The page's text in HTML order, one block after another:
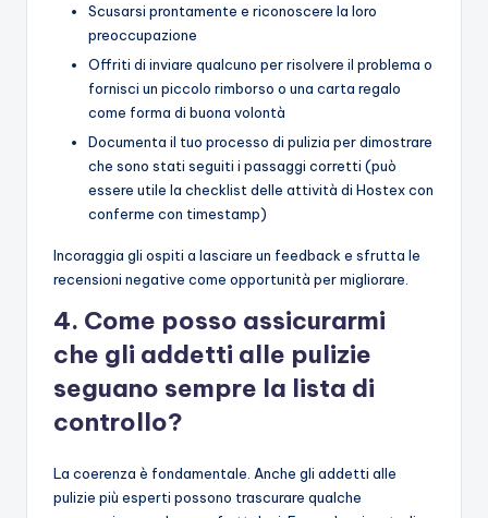
Scusarsi prontamente e riconoscere la loro
preoccupazione
Offriti di inviare qualcuno per risolvere il problema o
fornisci un piccolo rimborso o una carta regalo
come forma di buona volontà
Documenta il tuo processo di pulizia per dimostrare
che sono stati seguiti i passaggi corretti (può
essere utile la checklist delle attività di Hostex con
conferme con timestamp)
Incoraggia gli ospiti a lasciare un feedback e sfrutta le
recensioni negative come opportunità per migliorare.
4. Come posso assicurarmi
che gli addetti alle pulizie
seguano sempre la lista di
controllo?
La coerenza è fondamentale. Anche gli addetti alle
pulizie più esperti possono trascurare qualche